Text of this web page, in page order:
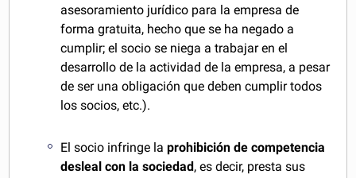
asesoramiento jurídico para la empresa de
forma gratuita, hecho que se ha negado a
cumplir; el socio se niega a trabajar en el
desarrollo de la actividad de la empresa, a pesar
de ser una obligación que deben cumplir todos
los socios, etc.).
El socio infringe laprohibición de competencia
desleal con la sociedad , es decir, presta sus